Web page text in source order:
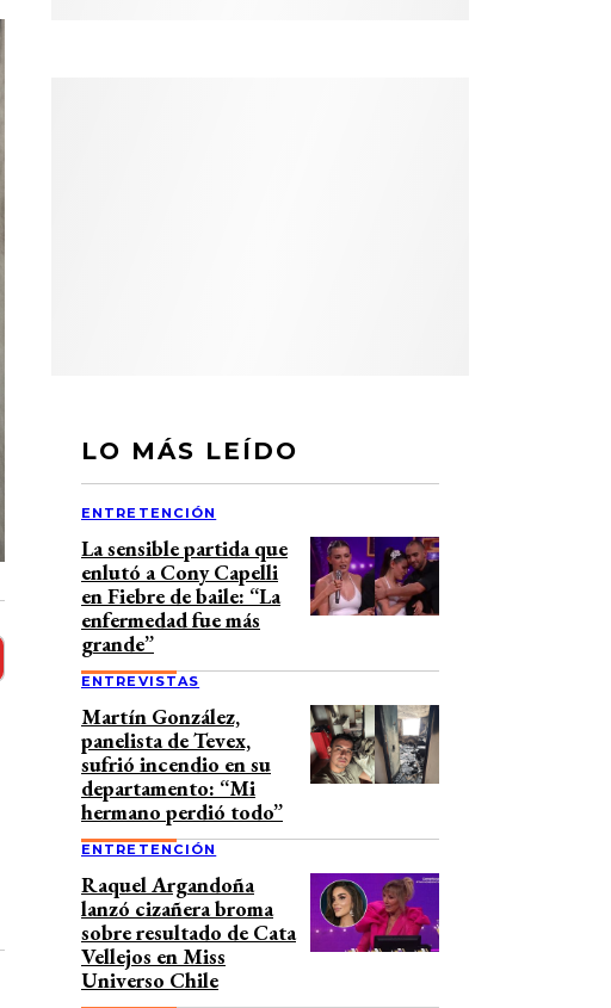
LO MÁS LEÍDO
ENTRETENCIÓN
La sensible partida que
enlutó a Cony Capelli
en Fiebre de baile: “La
enfermedad fue más
grande”
ENTREVISTAS
Martín González,
panelista de Tevex,
sufrió incendio en su
departamento: “Mi
hermano perdió todo”
ENTRETENCIÓN
Raquel Argandoña
lanzó cizañera broma
sobre resultado de Cata
Vellejos en Miss
Universo Chile